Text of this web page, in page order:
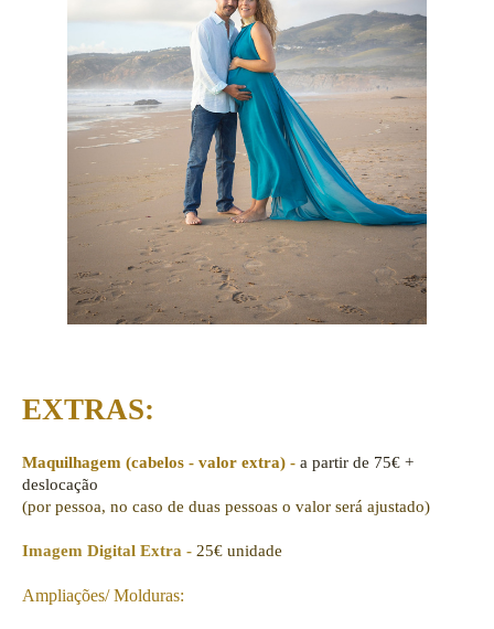
EXTRAS:
Maquilhagem (cabelos - valor extra) - a partir de 75€ +
deslocação
(por pessoa, no caso de duas pessoas o valor será ajustado)
Imagem Digital Extra - 25€ unidade
Ampliações/ Molduras: